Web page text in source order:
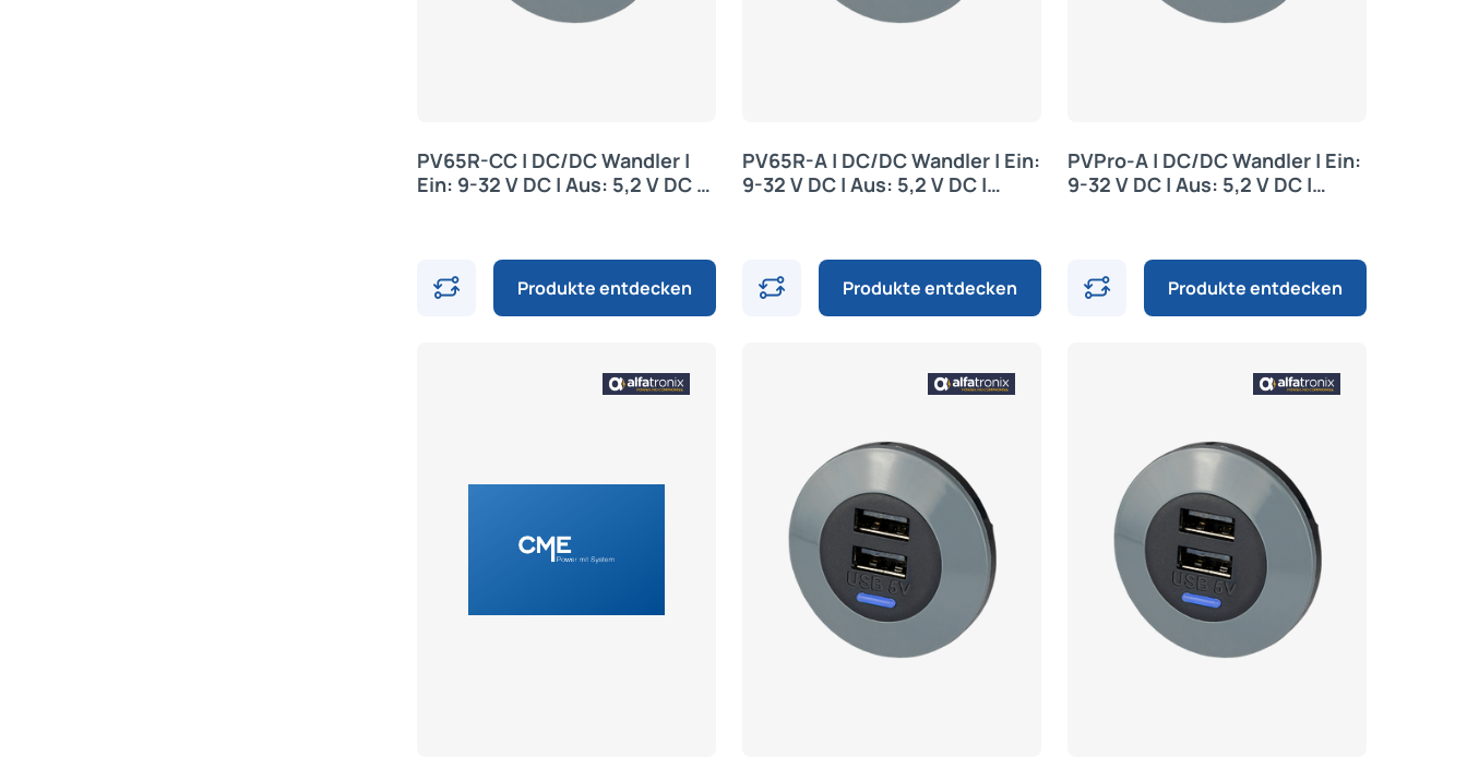
PV65R-CC | DC/DC Wandler |
Ein: 9-32 V DC | Aus: 5,2 V DC |
Produkte entdecken
PV65R-A | DC/DC Wandler | Ein:
9-32 V DC | Aus: 5,2 V DC |
Produkte entdecken
PVPro-A | DC/DC Wandler | Ein:
9-32 V DC | Aus: 5,2 V DC |
Produkte entdecken